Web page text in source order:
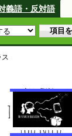
義語・反対語